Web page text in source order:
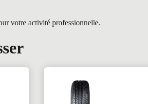
votre activité professionnelle.